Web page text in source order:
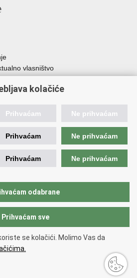
vlasništvo
Culture
arheologiju u Zadru (MCPA)
kulture i medija.
kolačiće
Prihvaćam Ne prihvaćam
Prihvaćam Ne prihvaćam
Prihvaćam Ne prihvaćam
odabrane
Prihvaćam sve
se kolačići. Molimo Vas da